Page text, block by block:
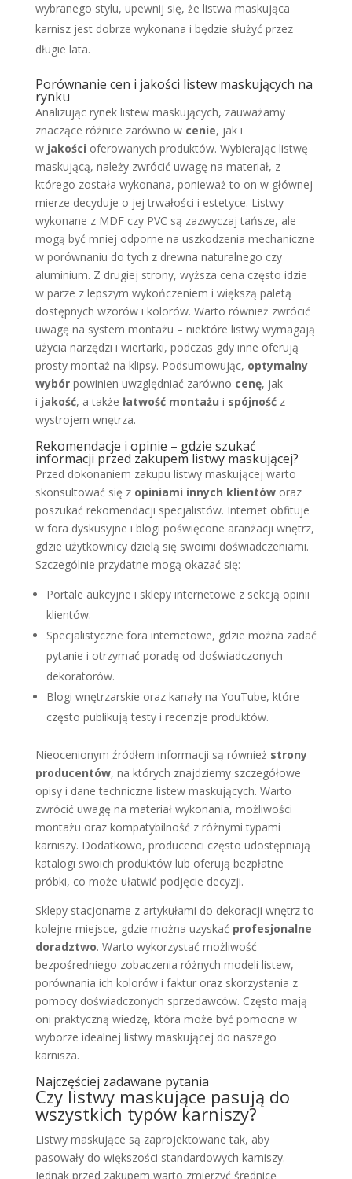
wybranego stylu, upewnij się, że listwa maskująca
karnisz jest dobrze wykonana i będzie służyć przez
długie lata.
Porównanie cen i jakości listew maskujących na
rynku
Analizując rynek listew maskujących, zauważamy
znaczące różnice zarówno w cenie, jak i
w jakości oferowanych produktów. Wybierając listwę
maskującą, należy zwrócić uwagę na materiał, z
którego została wykonana, ponieważ to on w głównej
mierze decyduje o jej trwałości i estetyce. Listwy
wykonane z MDF czy PVC są zazwyczaj tańsze, ale
mogą być mniej odporne na uszkodzenia mechaniczne
w porównaniu do tych z drewna naturalnego czy
aluminium. Z drugiej strony, wyższa cena często idzie
w parze z lepszym wykończeniem i większą paletą
dostępnych wzorów i kolorów. Warto również zwrócić
uwagę na system montażu – niektóre listwy wymagają
użycia narzędzi i wiertarki, podczas gdy inne oferują
prosty montaż na klipsy. Podsumowując, optymalny
wybórpowinien uwzględniać zarówno cenę, jak
i jakość, a także łatwość montażu i spójnośćz
wystrojem wnętrza.
Rekomendacje i opinie – gdzie szukać
informacji przed zakupem listwy maskującej?
Przed dokonaniem zakupu listwy maskującej warto
skonsultować się z opiniami innych klientóworaz
poszukać rekomendacji specjalistów. Internet obfituje
w fora dyskusyjne i blogi poświęcone aranżacji wnętrz,
gdzie użytkownicy dzielą się swoimi doświadczeniami.
Szczególnie przydatne mogą okazać się:
Portale aukcyjne i sklepy internetowe z sekcją opinii
klientów.
Specjalistyczne fora internetowe, gdzie można zadać
pytanie i otrzymać poradę od doświadczonych
dekoratorów.
Blogi wnętrzarskie oraz kanały na YouTube, które
często publikują testy i recenzje produktów.
Nieocenionym źródłem informacji są również strony
producentów, na których znajdziemy szczegółowe
opisy i dane techniczne listew maskujących. Warto
zwrócić uwagę na materiał wykonania, możliwości
montażu oraz kompatybilność z różnymi typami
karniszy. Dodatkowo, producenci często udostępniają
katalogi swoich produktów lub oferują bezpłatne
próbki, co może ułatwić podjęcie decyzji.
Sklepy stacjonarne z artykułami do dekoracji wnętrz to
kolejne miejsce, gdzie można uzyskać profesjonalne
doradztwo. Warto wykorzystać możliwość
bezpośredniego zobaczenia różnych modeli listew,
porównania ich kolorów i faktur oraz skorzystania z
pomocy doświadczonych sprzedawców. Często mają
oni praktyczną wiedzę, która może być pomocna w
wyborze idealnej listwy maskującej do naszego
karnisza.
Najczęściej zadawane pytania
Czy listwy maskujące pasują do
wszystkich typów karniszy?
Listwy maskujące są zaprojektowane tak, aby
pasowały do większości standardowych karniszy.
Jednak przed zakupem warto zmierzyć średnicę